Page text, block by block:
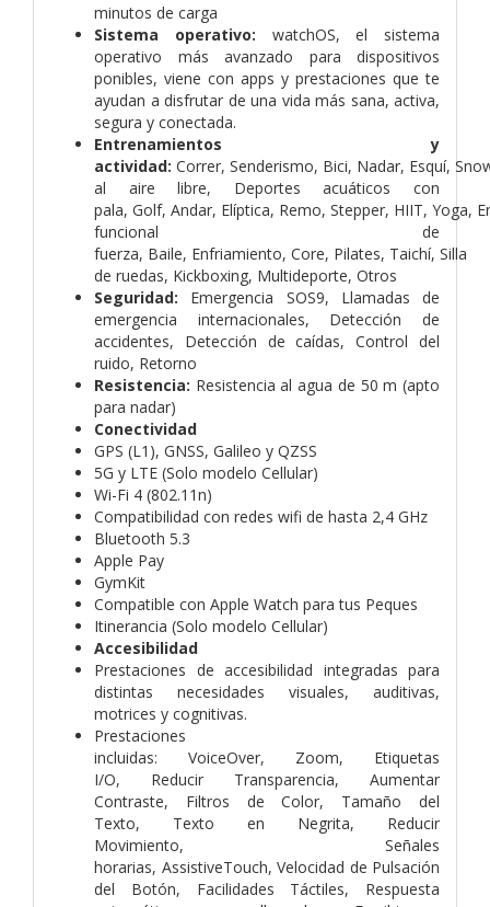
minutos de carga
Sistema operativo: watchOS, el sistema
operativo más avanzado para dispositivos
ponibles, viene con apps y prestaciones que te
ayudan a disfrutar de una vida más sana, activa,
segura y conectada.
Entrenamientos y
actividad: Correr, Senderismo, Bici, Nadar, Esquí,
al aire libre, Deportes acuáticos con
pala, Golf, Andar, Elíptica, Remo, Stepper, HIIT, Yoga,
funcional de
fuerza, Baile, Enfriamiento, Core, Pilates, Taichí, Silla
de ruedas, Kickboxing, Multideporte, Otros
Seguridad: Emergencia SOS9, Llamadas de
emergencia internacionales, Detección de
accidentes, Detección de caídas, Control del
ruido, Retorno
Resistencia: Resistencia al agua de 50 m (apto
para nadar)
Conectividad
GPS (L1), GNSS, Galileo y QZSS
5G y LTE (Solo modelo Cellular)
Wi-Fi 4 (802.11n)
Compatibilidad con redes wifi de hasta 2,4 GHz
Bluetooth 5.3
Apple Pay
GymKit
Compatible con Apple Watch para tus Peques
Itinerancia (Solo modelo Cellular)
Accesibilidad
Prestaciones de accesibilidad integradas para
distintas necesidades visuales, auditivas,
motrices y cognitivas.
Prestaciones
incluidas: VoiceOver, Zoom, Etiquetas
I/O, Reducir Transparencia, Aumentar
Contraste, Filtros de Color, Tamaño del
Texto, Texto en Negrita, Reducir
Movimiento, Señales
horarias, AssistiveTouch, Velocidad de Pulsación
del Botón, Facilidades Táctiles, Respuesta